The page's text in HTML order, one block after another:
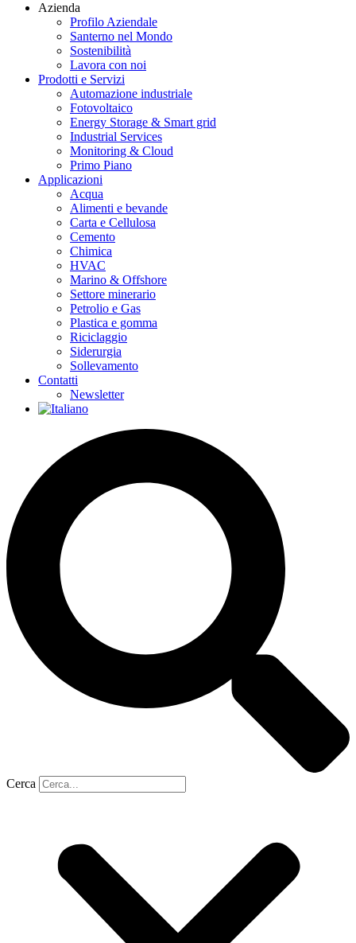
Azienda
Profilo Aziendale
Santerno nel Mondo
Sostenibilità
Lavora con noi
Prodotti e Servizi
Automazione industriale
Fotovoltaico
Energy Storage & Smart grid
Industrial Services
Monitoring & Cloud
Primo Piano
Applicazioni
Acqua
Alimenti e bevande
Carta e Cellulosa
Cemento
Chimica
HVAC
Marino & Offshore
Settore minerario
Petrolio e Gas
Plastica e gomma
Riciclaggio
Siderurgia
Sollevamento
Contatti
Newsletter
Cerca